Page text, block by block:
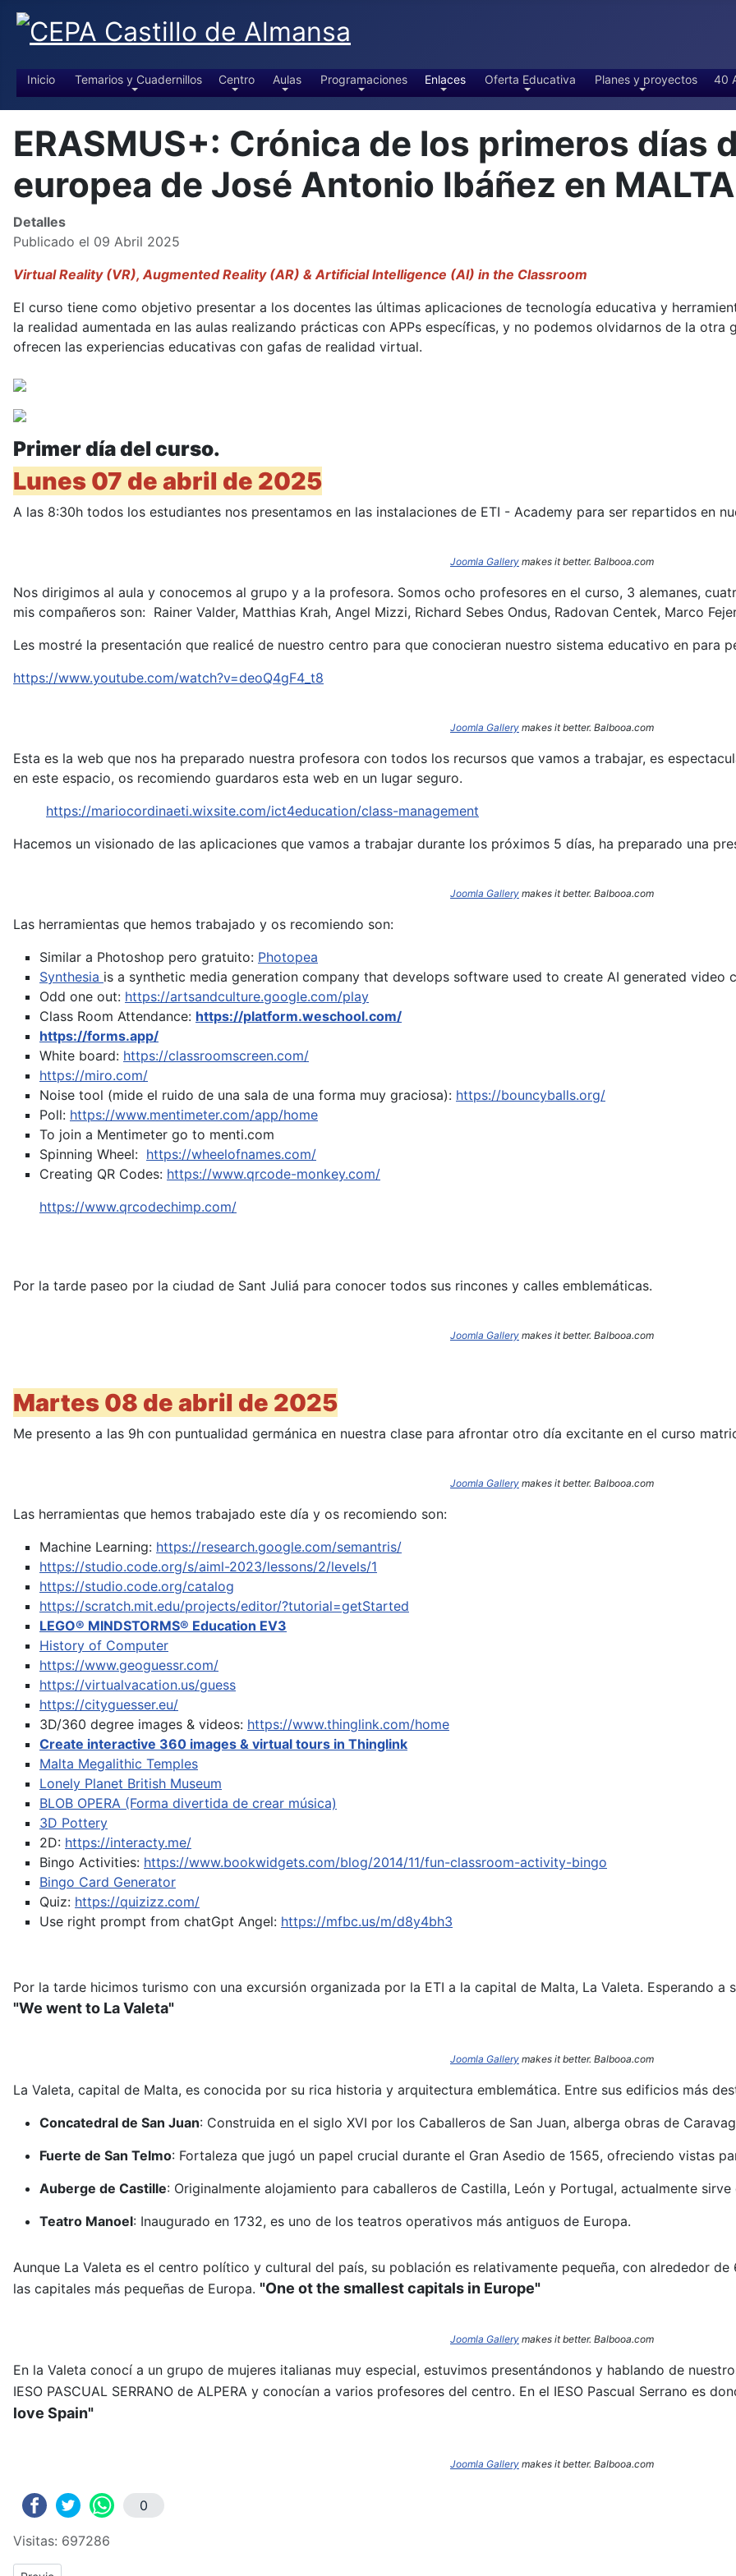
Inicio Temarios y Cuadernillos Centro Aulas Programaciones Enlaces Oferta Educativa Planes y proyectos 40
ERASMUS+: Crónica de los primeros días
europea de José Antonio Ibáñez en
Detalles
Publicado el 09 Abril 2025
Virtual Reality (VR), Augmented Reality (AR) & Artificial Intelligence (AI) in the Classroom
El curso tiene como objetivo presentar a los docentes las últimas aplicaciones de tecnología educativa y
la realidad aumentada en las aulas realizando prácticas con APPs específicas, y no podemos olvidarnos de la
ofrecen las experiencias educativas con gafas de realidad virtual.
Primer día del curso.
Lunes 07 de abril de 2025
A las 8:30h todos los estudiantes nos presentamos en las instalaciones de ETI - Academy para ser repartidos en
Joomla Gallery makes it better. Balbooa.com
Nos dirigimos al aula y conocemos al grupo y a la profesora. Somos ocho profesores en el curso, 3 alemanes,
mis compañeros son: Rainer Valder, Matthias Krah, Angel Mizzi, Richard Sebes Ondus, Radovan Centek, Marco
Les mostré la presentación que realicé de nuestro centro para que conocieran nuestro sistema educativo en para
https://www.youtube.com/watch?v=deoQ4gF4_t8
Joomla Gallery makes it better. Balbooa.com
Esta es la web que nos ha preparado nuestra profesora con todos los recursos que vamos a trabajar, es
en este espacio, os recomiendo guardaros esta web en un lugar seguro.
https://mariocordinaeti.wixsite.com/ict4education/class-management
Hacemos un visionado de las aplicaciones que vamos a trabajar durante los próximos 5 días, ha preparado una
Joomla Gallery makes it better. Balbooa.com
Las herramientas que hemos trabajado y os recomiendo son:
Similar a Photoshop pero gratuito: Photopea
Synthesia is a synthetic media generation company that develops software used to create AI generated video
Odd one out: https://artsandculture.google.com/play
Class Room Attendance: https://platform.weschool.com/
https://forms.app/
White board: https://classroomscreen.com/
https://miro.com/
Noise tool (mide el ruido de una sala de una forma muy graciosa): https://bouncyballs.org/
Poll: https://www.mentimeter.com/app/home
To join a Mentimeter go to menti.com
Spinning Wheel: https://wheelofnames.com/
Creating QR Codes: https://www.qrcode-monkey.com/
https://www.qrcodechimp.com/
Por la tarde paseo por la ciudad de Sant Juliá para conocer todos sus rincones y calles emblemáticas.
Joomla Gallery makes it better. Balbooa.com
Martes 08 de abril de 2025
Me presento a las 9h con puntualidad germánica en nuestra clase para afrontar otro día excitante en el curso
Joomla Gallery makes it better. Balbooa.com
Las herramientas que hemos trabajado este día y os recomiendo son:
Machine Learning: https://research.google.com/semantris/
https://studio.code.org/s/aiml-2023/lessons/2/levels/1
https://studio.code.org/catalog
https://scratch.mit.edu/projects/editor/?tutorial=getStarted
LEGO® MINDSTORMS® Education EV3
History of Computer
https://www.geoguessr.com/
https://virtualvacation.us/guess
https://cityguesser.eu/
3D/360 degree images & videos: https://www.thinglink.com/home
Create interactive 360 images & virtual tours in Thinglink
Malta Megalithic Temples
Lonely Planet British Museum
BLOB OPERA (Forma divertida de crear música)
3D Pottery
2D: https://interacty.me/
Bingo Activities: https://www.bookwidgets.com/blog/2014/11/fun-classroom-activity-bingo
Bingo Card Generator
Quiz: https://quizizz.com/
Use right prompt from chatGpt Angel: https://mfbc.us/m/d8y4bh3
Por la tarde hicimos turismo con una excursión organizada por la ETI a la capital de Malta, La Valeta. Esperando
"We went to La Valeta"
Joomla Gallery makes it better. Balbooa.com
La Valeta, capital de Malta, es conocida por su rica historia y arquitectura emblemática. Entre sus edificios más
Concatedral de San Juan: Construida en el siglo XVI por los Caballeros de San Juan, alberga obras de
Fuerte de San Telmo: Fortaleza que jugó un papel crucial durante el Gran Asedio de 1565, ofreciendo vistas
Auberge de Castille: Originalmente alojamiento para caballeros de Castilla, León y Portugal, actualmente
Teatro Manoel: Inaugurado en 1732, es uno de los teatros operativos más antiguos de Europa.
Aunque La Valeta es el centro político y cultural del país, su población es relativamente pequeña, con alrededor
las capitales más pequeñas de Europa. "One ot the smallest capitals in Europe"
Joomla Gallery makes it better. Balbooa.com
En la Valeta conocí a un grupo de mujeres italianas muy especial, estuvimos presentándonos y hablando de
IESO PASCUAL SERRANO de ALPERA y conocían a varios profesores del centro. En el IESO Pascual Serrano es
love Spain"
Joomla Gallery makes it better. Balbooa.com
0
Visitas: 697286